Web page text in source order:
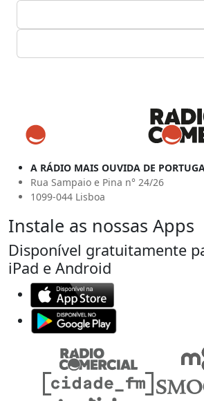
A RÁDIO MAIS OUVIDA DE
Rua Sampaio e Pina n° 24/26
1099-044 Lisboa
Instale as nossas Apps
Disponível gratuitamente
iPad e Android